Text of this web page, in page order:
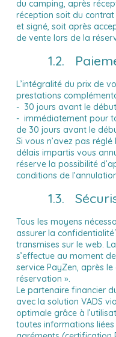
du camping, après
réception soit du
et signé, soit après
de vente lors de la
1.2.
L’intégralité du prix de
prestations
- 30 jours avant le
- immédiatement pour
de 30 jours avant le
Si vous n’avez pas
délais impartis vous
réserve la possibilité
conditions de
1.3.
Tous les moyens
assurer la
transmises sur le web.
s’effectue au moment
service PayZen, après
réservation ».
Le partenaire financier
avec la solution VADS
optimale grâce à
toutes informations